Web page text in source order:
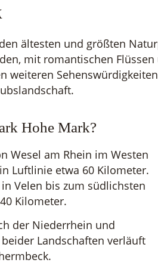
ältesten und größten
mit romantischen
weiteren
Hohe Mark?
Wesel am Rhein im Westen
Luftlinie etwa 60 Kilometer.
Velen bis zum südlichsten
Kilometer.
der Niederrhein und
Landschaften verläuft